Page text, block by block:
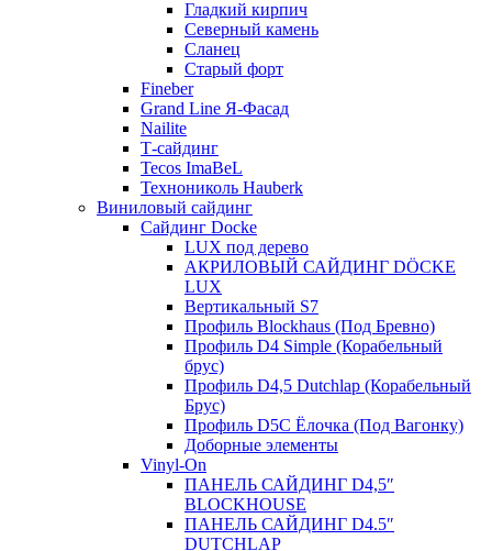
Гладкий кирпич
Северный камень
Сланец
Старый форт
Fineber
Grand Line Я-Фасад
Nailite
Т-сайдинг
Tecos ImaBeL
Технониколь Hauberk
Виниловый сайдинг
Сайдинг Docke
LUX под дерево
АКРИЛОВЫЙ САЙДИНГ DÖCKE
LUX
Вертикальный S7
Профиль Blockhaus (Под Бревно)
Профиль D4 Simple (Корабельный
брус)
Профиль D4,5 Dutchlap (Корабельный
Брус)
Профиль D5C Ёлочка (Под Вагонку)
Доборные элементы
Vinyl-On
ПАНЕЛЬ САЙДИНГ D4,5″
BLOCKHOUSE
ПАНЕЛЬ САЙДИНГ D4.5″
DUTCHLAP